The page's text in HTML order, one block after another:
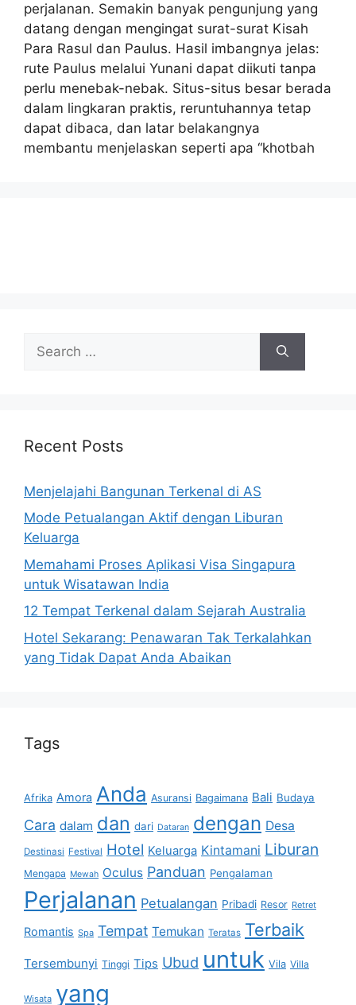
perjalanan. Semakin banyak pengunjung yang
datang dengan mengingat surat-surat Kisah
Para Rasul dan Paulus. Hasil imbangnya jelas:
rute Paulus melalui Yunani dapat diikuti tanpa
perlu menebak-nebak. Situs-situs besar berada
dalam lingkaran praktis, reruntuhannya tetap
dapat dibaca, dan latar belakangnya
membantu menjelaskan seperti apa “khotbah
for:
Recent Posts
Menjelajahi Bangunan Terkenal di AS
Mode Petualangan Aktif dengan Liburan
Keluarga
Memahami Proses Aplikasi Visa Singapura
untuk Wisatawan India
12 Tempat Terkenal dalam Sejarah Australia
Hotel Sekarang: Penawaran Tak Terkalahkan
yang Tidak Dapat Anda Abaikan
Tags
Afrika Amora Anda Asuransi Bagaimana Bali Budaya
Cara dalam dan dari Dataran dengan Desa
Destinasi Festival Hotel Keluarga Kintamani Liburan
Mengapa Mewah Oculus Panduan Pengalaman
Perjalanan Petualangan Pribadi Resor Retret
Romantis Spa Tempat Temukan Teratas Terbaik
Tersembunyi Tinggi Tips Ubud untuk Vila Villa
Wisata yang